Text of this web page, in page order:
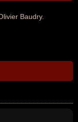
Baudry.